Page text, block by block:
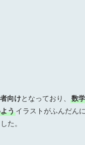
向けとなっており、
数
うイラストがふんだん
た。